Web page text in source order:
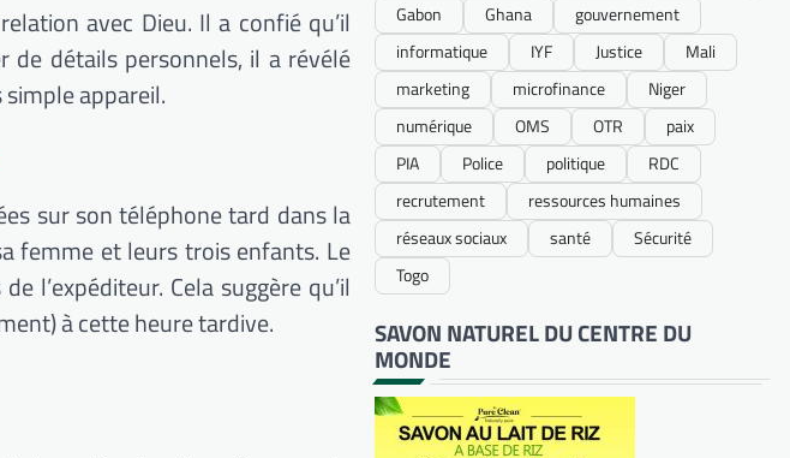
avec Dieu. Il a confié qu’il
de détails personnels, il a révélé
appareil.
sur son téléphone tard dans la
femme et leurs trois enfants. Le
l’expéditeur. Cela suggère qu’il
à cette heure tardive.
Gabon
Ghana
gouvernement
informatique
IYF Justice
Mali
marketing
microfinance
Niger
numérique
OMS OTR
paix
PIA
Police politique
RDC
recrutement
ressources humaines
réseaux sociaux
santé
Sécurité
Togo
SAVON NATUREL DU CENTRE DU
MONDE